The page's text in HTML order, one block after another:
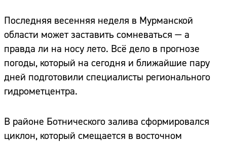
Последняя весенняя неделя в Мурманской
области может заставить сомневаться — а
правда ли на носу лето. Всё дело в прогнозе
погоды, который на сегодня и ближайшие пару
дней подготовили специалисты регионального
гидрометцентра.
В районе Ботнического залива сформировался
циклон, который смещается в восточном